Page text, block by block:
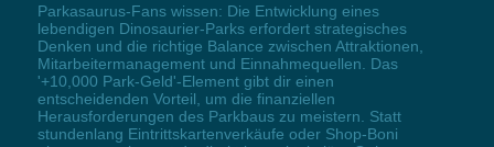
Parkasaurus-Fans wissen: Die Entwicklung eines
lebendigen Dinosaurier-Parks erfordert strategisches
Denken und die richtige Balance zwischen Attraktionen,
Mitarbeitermanagement und Einnahmequellen. Das
'+10,000 Park-Geld'-Element gibt dir einen
entscheidenden Vorteil, um die finanziellen
Herausforderungen des Parkbaus zu meistern. Statt
stundenlang Eintrittskartenverkäufe oder Shop-Boni